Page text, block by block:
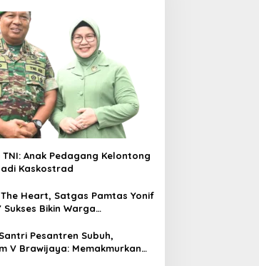
TNI: Anak Pedagang Kelontong
Kaskostrad
Heart, Satgas Pamtas Yonif
Sukses Bikin Warga
Pesantren Subuh,
V Brawijaya: Memakmurkan